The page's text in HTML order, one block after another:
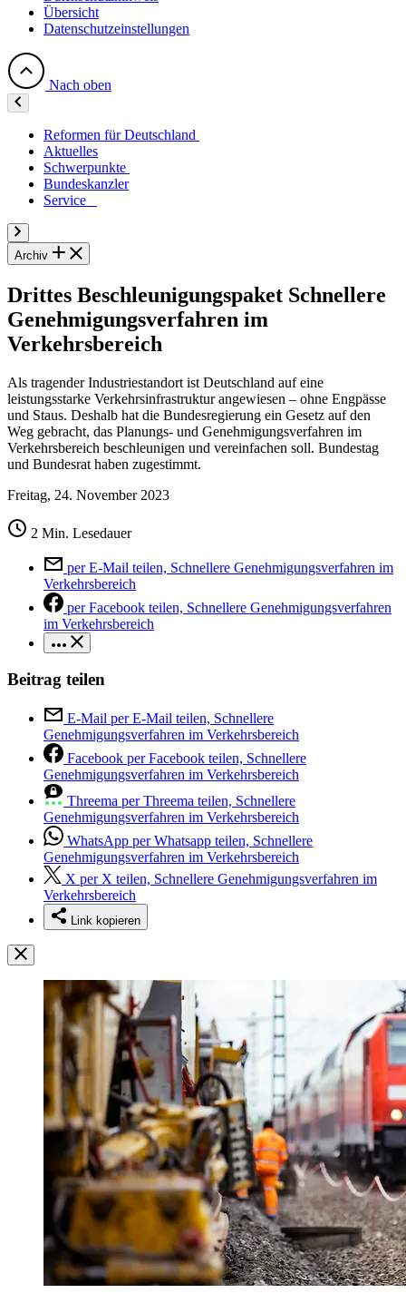
Übersicht
Datenschutzeinstellungen
Nach oben
Reformen für Deutschland
Aktuelles
Schwerpunkte
Bundeskanzler
Service
Archiv
Drittes Beschleunigungspaket Schnellere
Genehmigungsverfahren im
Verkehrsbereich
Als tragender Industriestandort ist Deutschland auf eine
leistungsstarke Verkehrsinfrastruktur angewiesen – ohne Engpässe
und Staus. Deshalb hat die Bundesregierung ein Gesetz auf den
Weg gebracht, das Planungs- und Genehmigungsverfahren im
Verkehrsbereich beschleunigen und vereinfachen soll. Bundestag
und Bundesrat haben zugestimmt.
Freitag, 24. November 2023
2 Min. Lesedauer
per E-Mail teilen, Schnellere Genehmigungsverfahren im
Verkehrsbereich
per Facebook teilen, Schnellere Genehmigungsverfahren
im Verkehrsbereich
Beitrag teilen
E-Mail per E-Mail teilen, Schnellere
Genehmigungsverfahren im Verkehrsbereich
Facebook per Facebook teilen, Schnellere
Genehmigungsverfahren im Verkehrsbereich
Threema per Threema teilen, Schnellere
Genehmigungsverfahren im Verkehrsbereich
WhatsApp per Whatsapp teilen, Schnellere
Genehmigungsverfahren im Verkehrsbereich
X per X teilen, Schnellere Genehmigungsverfahren im
Verkehrsbereich
Link kopieren